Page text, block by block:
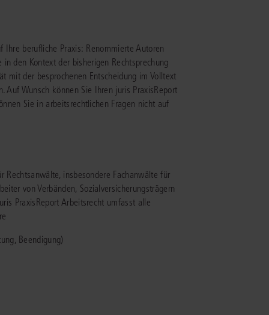
und zertifiziert: Online-
für Fachanwältein allen
Fachgebieten.
Alle Kontaktmöglichkeiten
berufliche Praxis: Renommierte Autoren
den Kontext der bisherigen Rechtsprechung
mit der besprochenen Entscheidung im Volltext
Wunsch können Sie Ihren juris PraxisReport
Sie in arbeitsrechtlichen Fragen nicht auf
Rechtsanwälte, insbesondere Fachanwälte für
von Verbänden, Sozialversicherungsträgern
PraxisReport Arbeitsrecht umfasst alle
Beendigung)